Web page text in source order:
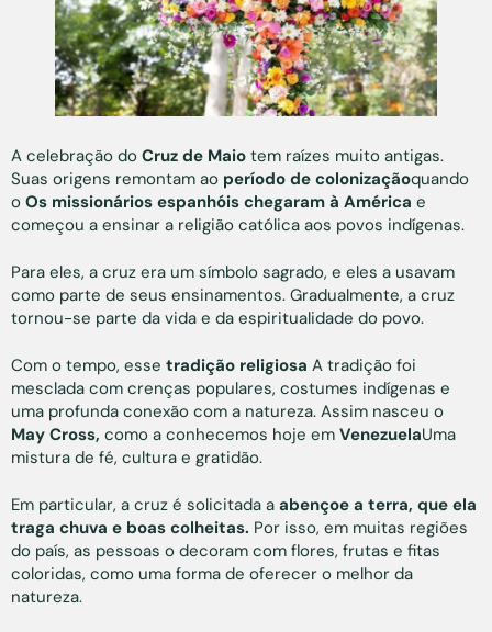
A celebração do Cruz de Maio tem raízes muito antigas.
Suas origens remontam ao período de colonizaçãoquando
o Os missionários espanhóis chegaram à América e
começou a ensinar a religião católica aos povos indígenas.
Para eles, a cruz era um símbolo sagrado, e eles a usavam
como parte de seus ensinamentos. Gradualmente, a cruz
tornou-se parte da vida e da espiritualidade do povo.
Com o tempo, esse tradição religiosa A tradição foi
mesclada com crenças populares, costumes indígenas e
uma profunda conexão com a natureza. Assim nasceu o
May Cross, como a conhecemos hoje em VenezuelaUma
mistura de fé, cultura e gratidão.
Em particular, a cruz é solicitada a abençoe a terra, que ela
traga chuva e boas colheitas. Por isso, em muitas regiões
do país, as pessoas o decoram com flores, frutas e fitas
coloridas, como uma forma de oferecer o melhor da
natureza.